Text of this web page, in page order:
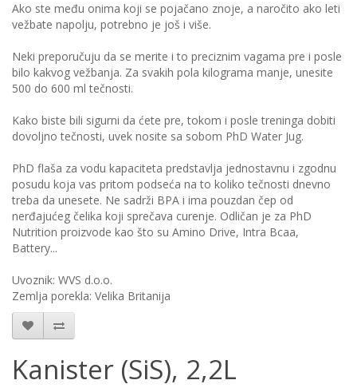
Ako ste među onima koji se pojačano znoje, a naročito ako leti
vežbate napolju, potrebno je još i više.
Neki preporučuju da se merite i to preciznim vagama pre i posle
bilo kakvog vežbanja. Za svakih pola kilograma manje, unesite
500 do 600 ml tečnosti.
Kako biste bili sigurni da ćete pre, tokom i posle treninga dobiti
dovoljno tečnosti, uvek nosite sa sobom PhD Water Jug.
PhD flaša za vodu kapaciteta predstavlja jednostavnu i zgodnu
posudu koja vas pritom podseća na to koliko tečnosti dnevno
treba da unesete. Ne sadrži BPA i ima pouzdan čep od
nerđajućeg čelika koji sprečava curenje. Odličan je za PhD
Nutrition proizvode kao što su Amino Drive, Intra Bcaa,
Battery...
Uvoznik: WVS d.o.o.
Zemlja porekla: Velika Britanija
Kanister (SiS), 2,2L